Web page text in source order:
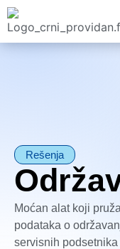
Rešenja
Moćan alat koji
podataka o
servisnih